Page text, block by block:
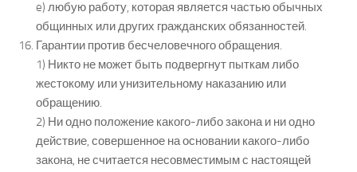
e) любую работу, которая является частью обычных
общинных или других гражданских обязанностей.
Гарантии против бесчеловечного обращения.
1) Никто не может быть подвергнут пыткам либо
жестокому или унизительному наказанию или
обращению.
2) Ни одно положение какого-либо закона и ни одно
действие, совершенное на основании какого-либо
закона, не считается несовместимым с настоящей